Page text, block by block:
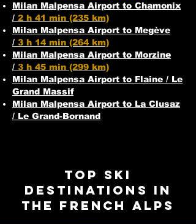
Milan Malpensa Airport to Chamonix
/ 2 h 41 min (235 km)
Milan Malpensa Airport to Megève
/ 3 h 14 min (264 km)
Milan Malpensa Airport to Morzine
/ 3 h 45 min (299 km)
Milan Malpensa Airport to Flaine / Le
Grand Massif
Milan Malpensa Airport to La Clusaz
/ Le Grand-Bornand
Top Ski
Destinations in
the French Alps